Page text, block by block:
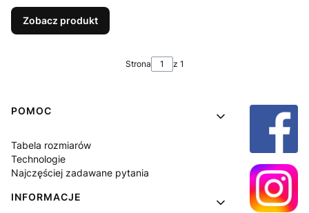
Zobacz produkt
Strona z 1
Linki w stopce
POMOC
Tabela rozmiarów
Technologie
Najczęściej zadawane pytania
INFORMACJE